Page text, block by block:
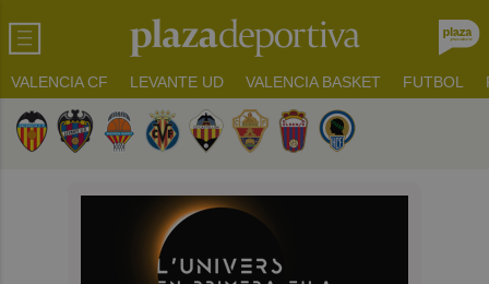
VALENCIA CF LEVANTE UD VALENCIA BASKET FUTBOL